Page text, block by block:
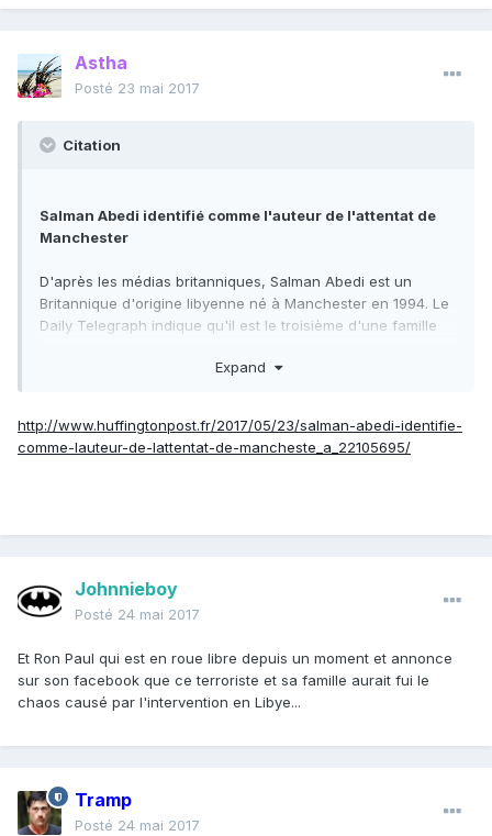
Astha
Posté 23 mai 2017
Citation
Salman Abedi identifié comme l'auteur de l'attentat de
Manchester
D'après les médias britanniques, Salman Abedi est un
Britannique d'origine libyenne né à Manchester en 1994. Le
Daily Telegraph indique qu'il est le troisième d'une famille
Salman Abedi" et âgé de 22 ans, a affirmé le commissaire
de police Ian Hopkins lors d'une déclaration à la presse.
Ses parents sont tous les deux nés en Libye et ont fui le
régime de Mouammar Kadhafi pour trouver refuge au
résidentiel de Fallowfield, au sud de Manchester, selon la
presse.
Selon le Guardian, la police a perquisitionné une maison
procédant à une "explosion contrôlée" pour avoir accès à
domicile du frère du suspect, toujours au sud de
Manchester.
Expand
http://www.huffingtonpost.fr/2017/05/23/salman-abedi-identifie-
comme-lauteur-de-lattentat-de-mancheste_a_22105695/
Johnnieboy
Posté 24 mai 2017
Et Ron Paul qui est en roue libre depuis un moment et annonce
sur son facebook que ce terroriste et sa famille aurait fui le
chaos causé par l'intervention en Libye...
Tramp
Posté 24 mai 2017